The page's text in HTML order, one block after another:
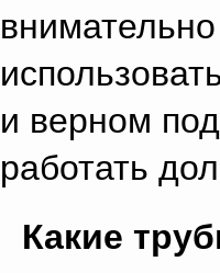
и верном
работать
Какие